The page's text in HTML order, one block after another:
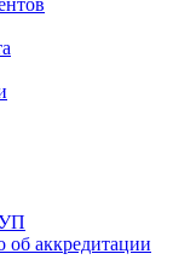
об аккредитации